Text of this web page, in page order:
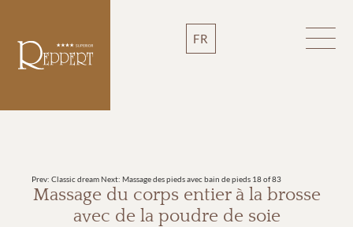
FR
Prev: Classic dreamNext: Massage des pieds avec bain de pieds 18 of 83
Massage du corps entier à la brosse
avec de la poudre de soie